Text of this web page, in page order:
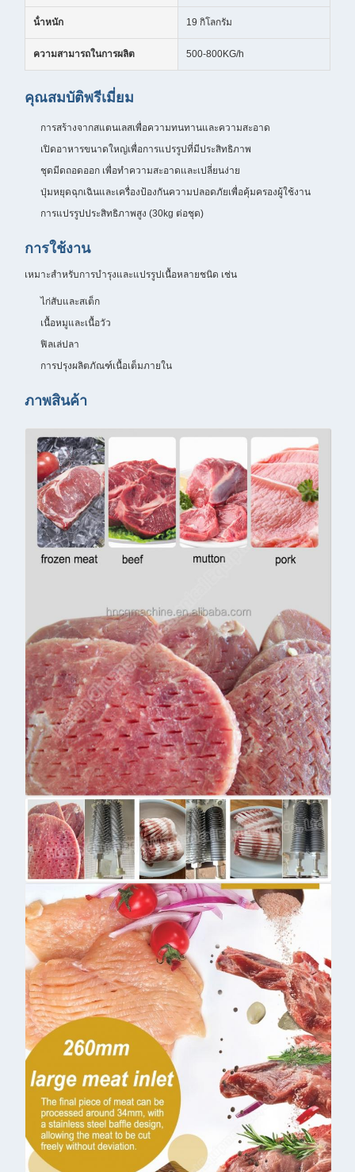
น้ําหนัก 19 กิโลกรัม
ความสามารถในการผลิต 500-800KG/h
คุณสมบัติพรีเมี่ยม
การสร้างจากสแตนเลสเพื่อความทนทานและความสะอาด
เปิดอาหารขนาดใหญ่เพื่อการแปรรูปที่มีประสิทธิภาพ
ชุดมีดถอดออก เพื่อทําความสะอาดและเปลี่ยนง่าย
ปุ่มหยุดฉุกเฉินและเครื่องป้องกันความปลอดภัยเพื่อคุ้มครองผู้ใช้งาน
การแปรรูปประสิทธิภาพสูง (30kg ต่อชุด)
การใช้งาน
เหมาะสําหรับการบํารุงและแปรรูปเนื้อหลายชนิด เช่น
ไก่สับและสเต็ก
เนื้อหมูและเนื้อวัว
ฟิลเล่ปลา
การปรุงผลิตภัณฑ์เนื้อเต็มภายใน
ภาพสินค้า